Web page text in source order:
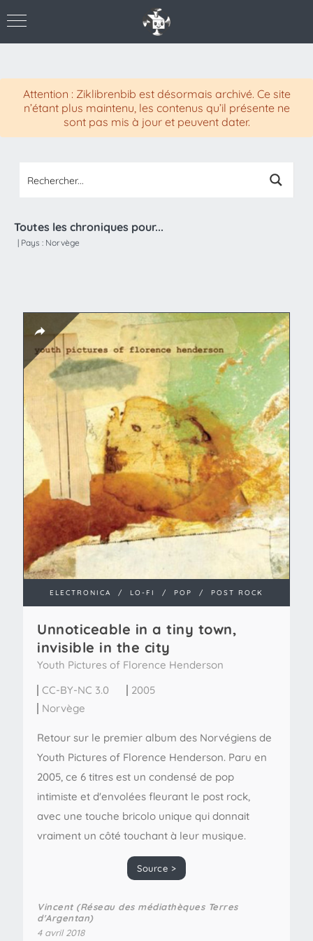
Attention : Ziklibrenbib est désormais archivé. Ce site
n’étant plus maintenu, les contenus qu’il présente ne
sont pas mis à jour et peuvent dater.
Toutes les chroniques pour...
| Pays : Norvège
ELECTRONICA / LO-FI / POP / POST ROCK
Unnoticeable in a tiny town,
invisible in the city
Youth Pictures of Florence Henderson
CC-BY-NC 3.0
2005
Norvège
Retour sur le premier album des Norvégiens de
Youth Pictures of Florence Henderson. Paru en
2005, ce 6 titres est un condensé de pop
intimiste et d'envolées fleurant le post rock,
avec une touche bricolo unique qui donnait
vraiment un côté touchant à leur musique.
Source >
Vincent (Réseau des médiathèques Terres
d'Argentan)
4 avril 2018